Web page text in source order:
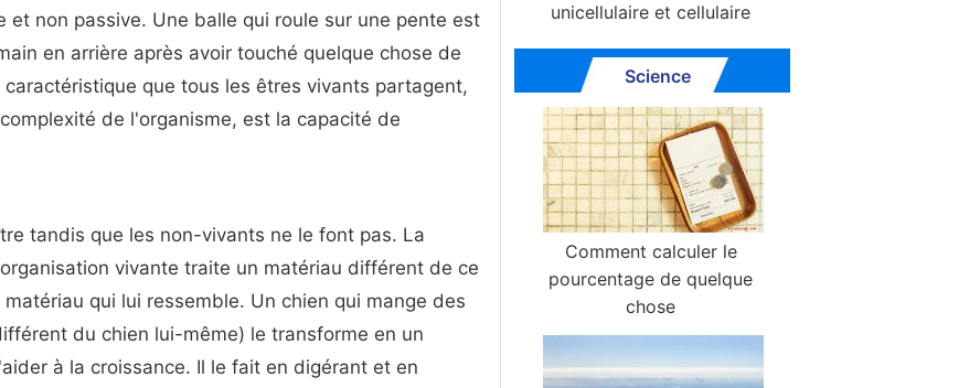
et non passive. Une balle qui roule sur une pente est
en arrière après avoir touché quelque chose de
que tous les êtres vivants partagent,
de l'organisme, est la capacité de
tandis que les non-vivants ne le font pas. La
vivante traite un matériau différent de ce
qui lui ressemble. Un chien qui mange des
du chien lui-même) le transforme en un
à la croissance. Il le fait en digérant et en
unicellulaire et cellulaire
Science
Comment calculer le
pourcentage de quelque
chose